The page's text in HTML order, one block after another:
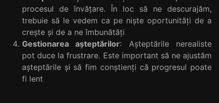
procesul de învățare. În loc să ne descurajăm,
trebuie să le vedem ca pe niște oportunități de a
crește și de a ne îmbunătăți
Gestionarea așteptărilor: Așteptările nerealiste
pot duce la frustrare. Este important să ne ajustăm
așteptările și să fim conștienți că progresul poate
fi lent